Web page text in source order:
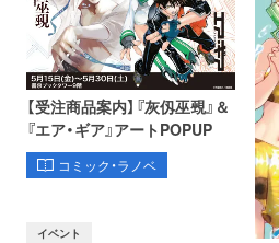
【受注商品案内】『灰仭巫覡』＆
『エア・ギア』アートPOPUP
コミック・ラノベ
イベント